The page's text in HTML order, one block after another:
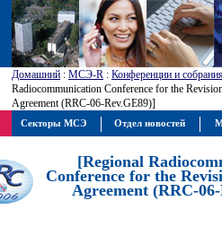
Домашний : МСЭ-R : Конференции и
Radiocommunication Conference for the
Agreement (RRC-06-Rev.GE89)]
[Regional
Conference for the
Agreement (RRC-
Секторы МСЭ Отдел новостей